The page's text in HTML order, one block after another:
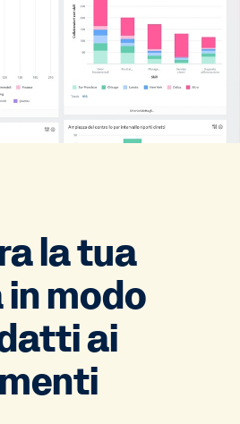
la tua
modo
ai